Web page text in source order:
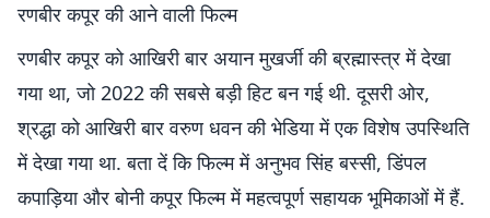
रणबीर कपूर की आने वाली फिल्म
रणबीर कपूर को आखिरी बार अयान मुखर्जी की ब्रह्मास्त्र में देखा
गया था, जो 2022 की सबसे बड़ी हिट बन गई थी. दूसरी ओर,
श्रद्धा को आखिरी बार वरुण धवन की भेडिया में एक विशेष उपस्थिति
में देखा गया था. बता दें कि फिल्म में अनुभव सिंह बस्सी, डिंपल
कपाड़िया और बोनी कपूर फिल्म में महत्वपूर्ण सहायक भूमिकाओं में हैं.